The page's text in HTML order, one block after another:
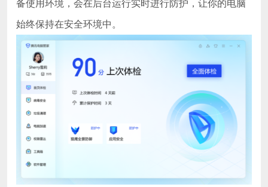
备使用环境，会在后台运行实时进行防护，让你的电脑
始终保持在安全环境中。